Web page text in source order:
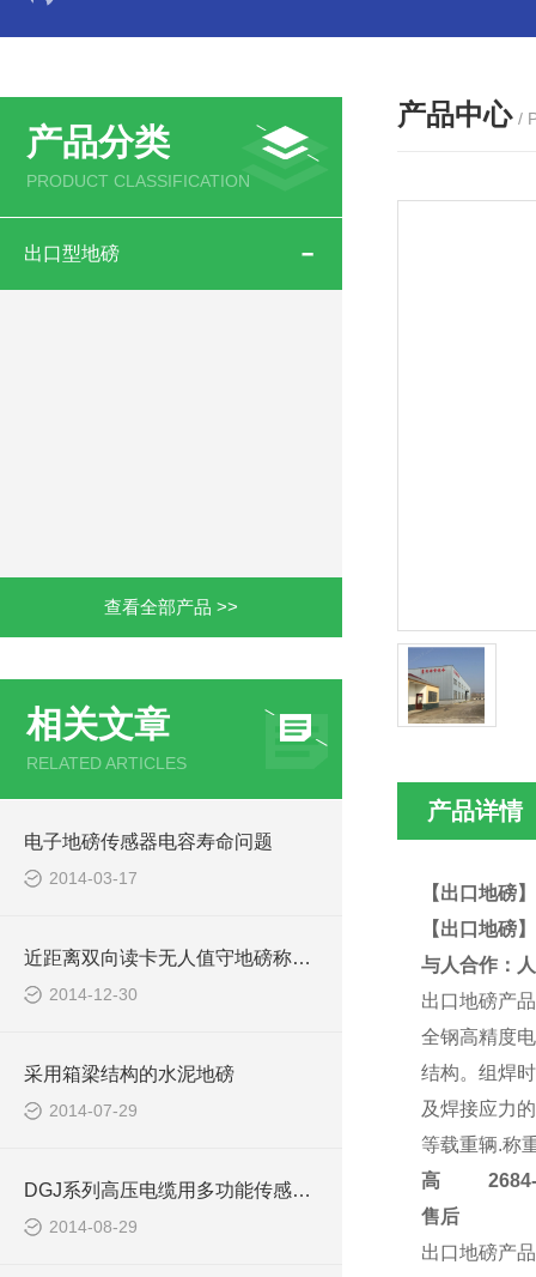
产品分类
PRODUCT CLASSIFICATION
出口型地磅
查看全部产品 >>
相关文章
RELATED ARTICLES
电子地磅传感器电容寿命问题
2014-03-17
近距离双向读卡无人值守地磅称重系统报价清单
2014-12-30
采用箱梁结构的水泥地磅
2014-07-29
DGJ系列高压电缆用多功能传感器应用案例
2014-08-29
产品中心 /
产品详情
【出口地磅
【出口地磅
与人合作：
出口地磅产
全钢高精度
结构。组焊
及焊接应力
等载重辆.称
高2684-
售后
出口地磅产